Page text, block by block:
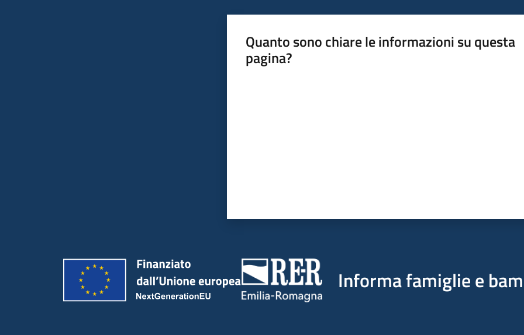
Quanto sono chiare le informazioni su questa
pagina?
Informa famiglie e